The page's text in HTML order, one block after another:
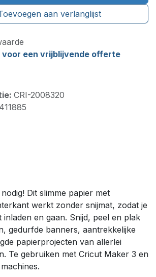
aan verlanglijst
een vrijblijvende offerte
CRI-2008320
Dit slimme papier met
werkt zonder snijmat, zodat je
en gaan. Snijd, peel en plak
gedurfde banners, aantrekkelijke
papierprojecten van allerlei
Te gebruiken met Cricut Maker 3 en